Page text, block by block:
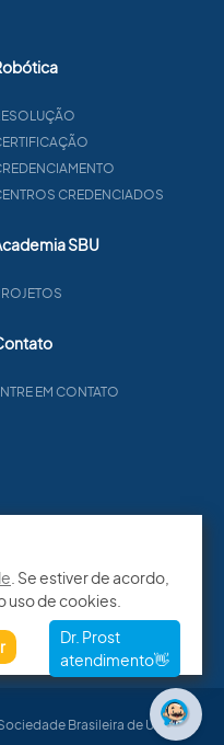
CREDENCIADOS
SBU
EM CONTATO
Brasileira de Urologia
. Se estiver de acordo,
uso de cookies.